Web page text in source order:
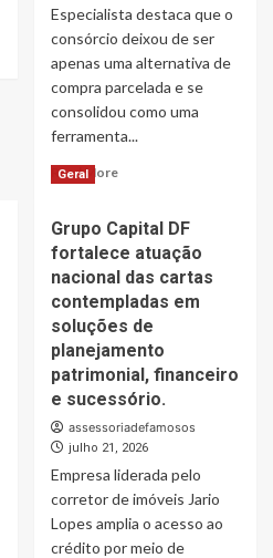
certificado,
Gê
Carvalho
defende
que
empresas
de
do
anúncio
e
trabalhem
pontas
do
Google
Especialista destaca que o
consórcio deixou de ser
apenas uma alternativa de
compra parcelada e se
consolidou como uma
ferramenta...
Read MoreRead
Consórcio
deve
permanecer
entre
as
principais
estratégias
de
investimento
e
aquisição
imóveis
nas
próximas
décadas,
Geral
Grupo Capital DF
fortalece atuação
nacional das cartas
contempladas em
soluções de
planejamento
patrimonial, financeiro
e sucessório.
assessoriadefamosos
julho 21, 2026
Empresa liderada pelo
corretor de imóveis Jario
Lopes amplia o acesso ao
crédito por meio de